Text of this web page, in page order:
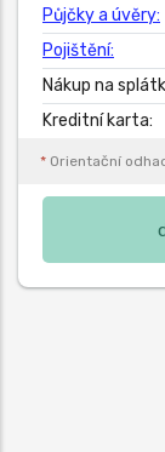
Půjčky a úvěry:
Pojištění:
Nákup na
Kreditní karta:
* Orientační